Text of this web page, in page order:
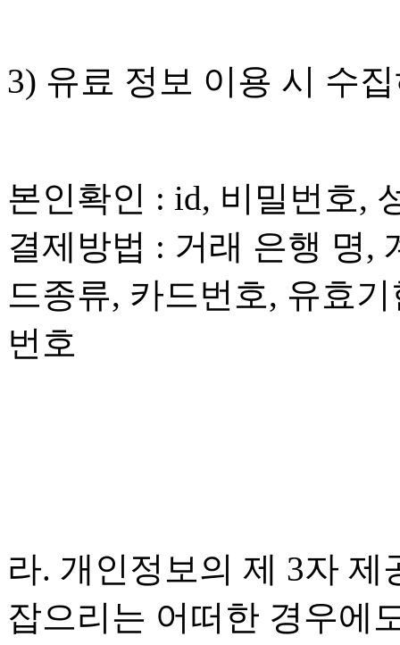
3) 유료 정보 이용 시 수
본인확인 : id, 비밀번호,
결제방법 : 거래 은행 명,
드종류, 카드번호, 유효
번호
라. 개인정보의 제 3자 제
잡으리는 어떠한 경우에